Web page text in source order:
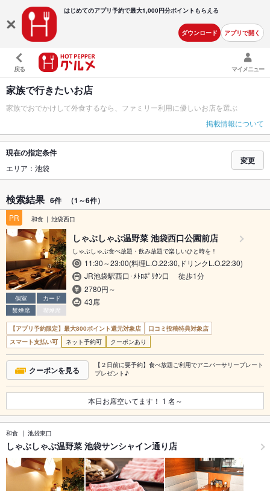
はじめてのアプリ予約で最大1,000円分ポイントもらえる
ダウンロード アプリで開く
戻る マイメニュー
家族で行きたいお店
家族でおでかけして外食するなら、ファミリー利用に優しいお店を選ぶ
掲載情報について
現在の指定条件
エリア：池袋
変更
検索結果 6件 （1～6件）
PR 和食 池袋西口
個室
カード
禁煙席
喫煙席
しゃぶしゃぶ温野菜 池袋西口公園前店
しゃぶしゃぶ食べ放題・飲み放題で楽しいひと時を！
11:30～23:00(料理L.O.22:30,ドリンクL.O.22:30)
JR池袋駅西口･ﾒﾄﾛﾎﾟﾘﾀﾝ口 徒歩1分
2780円～
43席
【アプリ予約限定】最大800ポイント還元対象店
口コミ投稿特典対象店
スマート支払い可
ネット予約可 クーポンあり
クーポンを見る
【２日前に要予約】食べ放題ご利用でアニバーサリープレート
プレゼント♪
本日お席空いてます！ 1 名～
和食 池袋東口
しゃぶしゃぶ温野菜 池袋サンシャイン通り店